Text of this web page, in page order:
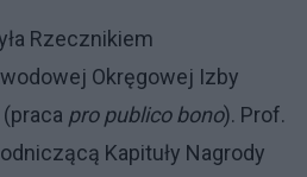
Rzecznikiem
Okręgowej Izby
pro publico bono). Prof.
Kapituły Nagrody